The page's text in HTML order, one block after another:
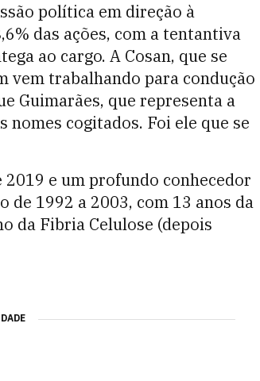
política em direção à
das ações, com a tentantiva
ao cargo. A Cosan, que se
vem trabalhando para condução
Guimarães, que representa a
nomes cogitados. Foi ele que se
e um profundo conhecedor
de 1992 a 2003, com 13 anos da
da Fibria Celulose (depois